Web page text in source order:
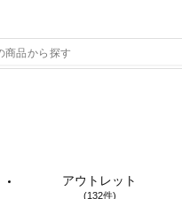
アウトレット
(132件)